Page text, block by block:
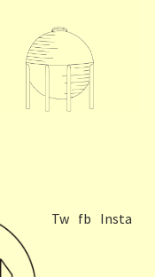
Tw fb Insta